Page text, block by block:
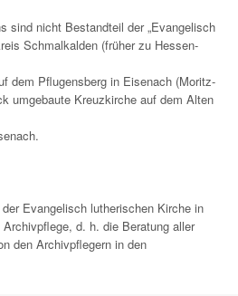
sind nicht Bestandteil der „Evangelisch
Schmalkalden (früher zu Hessen-
dem Pflugensberg in Eisenach (Moritz-
umgebaute Kreuzkirche auf dem Alten
Evangelisch lutherischen Kirche in
d. h. die Beratung aller
den Archivpflegern in den